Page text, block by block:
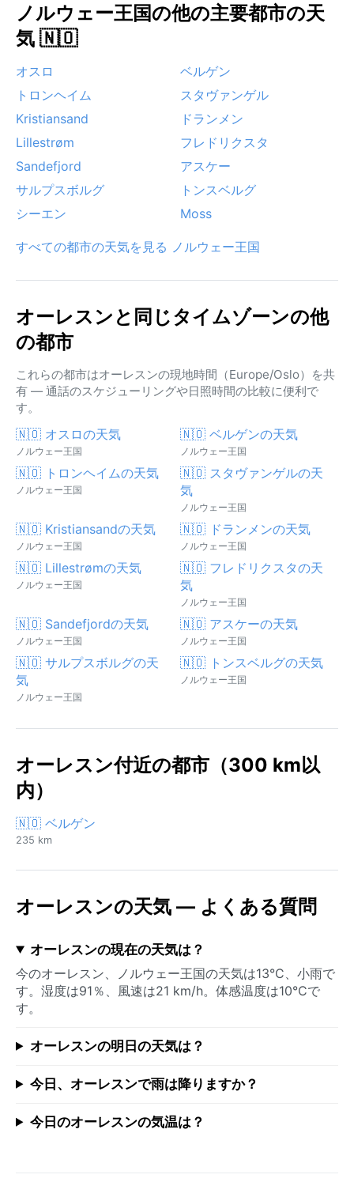
ノルウェー王国の他の主要都市の天
気 🇳🇴
オスロ
ベルゲン
トロンヘイム
スタヴァンゲル
Kristiansand
ドランメン
Lillestrøm
フレドリクスタ
Sandefjord
アスケー
サルプスボルグ
トンスベルグ
シーエン
Moss
すべての都市の天気を見る ノルウェー王国
オーレスンと同じタイムゾーンの他
の都市
これらの都市はオーレスンの現地時間（Europe/Oslo）を共
有 — 通話のスケジューリングや日照時間の比較に便利で
す。
🇳🇴 オスロの天気
ノルウェー王国
🇳🇴 ベルゲンの天気
ノルウェー王国
🇳🇴 トロンヘイムの天気
ノルウェー王国
🇳🇴 スタヴァンゲルの天
気
ノルウェー王国
🇳🇴 Kristiansandの天気
ノルウェー王国
🇳🇴 ドランメンの天気
ノルウェー王国
🇳🇴 Lillestrømの天気
ノルウェー王国
🇳🇴 フレドリクスタの天
気
ノルウェー王国
🇳🇴 Sandefjordの天気
ノルウェー王国
🇳🇴 アスケーの天気
ノルウェー王国
🇳🇴 サルプスボルグの天
気
ノルウェー王国
🇳🇴 トンスベルグの天気
ノルウェー王国
オーレスン付近の都市（300 km以
内）
🇳🇴 ベルゲン
235 km
オーレスンの天気 — よくある質問
オーレスンの現在の天気は？
今のオーレスン、ノルウェー王国の天気は13°C、小雨で
す。湿度は91％、風速は21 km/h。体感温度は10°Cで
す。
オーレスンの明日の天気は？
今日、オーレスンで雨は降りますか？
今日のオーレスンの気温は？